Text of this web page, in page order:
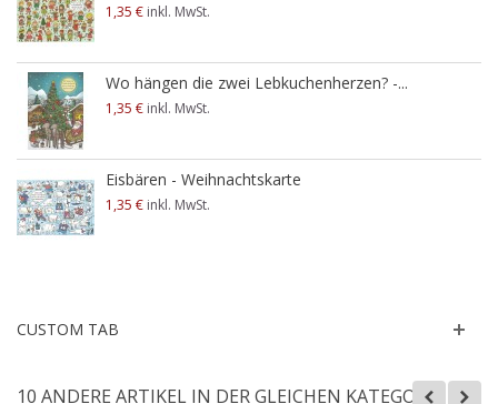
1,35 € inkl. MwSt.
Wo hängen die zwei Lebkuchenherzen? -...
1,35 € inkl. MwSt.
Eisbären - Weihnachtskarte
1,35 € inkl. MwSt.
CUSTOM TAB
10 ANDERE ARTIKEL IN DER GLEICHEN KATEGORIE: